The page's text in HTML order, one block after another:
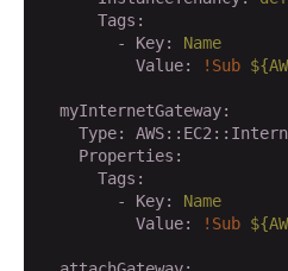
      Tags:
        - Key:
Name
          Value:
!Sub
  myInternetGateway:
    Type:
    Properties:
      Tags:
        - Key:
Name
          Value:
!Sub